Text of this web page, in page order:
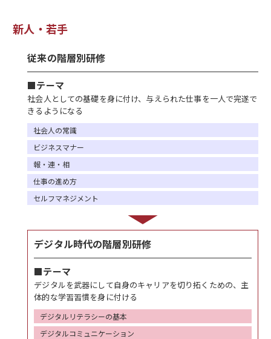
新人・若手
従来の階層別研修
■テーマ
社会人としての基礎を身に付け、与えられた仕事を一人で完遂で
きるようになる
社会人の常識
ビジネスマナー
報・連・相
仕事の進め方
セルフマネジメント
デジタル時代の階層別研修
■テーマ
デジタルを武器にして自身のキャリアを切り拓くための、主
体的な学習習慣を身に付ける
デジタルリテラシーの基本
デジタルコミュニケーション